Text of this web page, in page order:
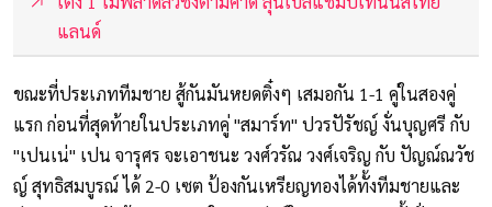
แลนด์
ขณะที่ประเภททีมชาย สู้กันมันหยดติ๋งๆ เสมอกัน 1-1 คู่ในสองคู่
แรก ก่อนที่สุดท้ายในประเภทคู่ "สมาร์ท" ปวรปัรัชญ์ งั่นบุญศรี กับ
"เปนเน่" เปน จารุศร จะเอาชนะ วงศ์วรัณ วงศ์เจริญ กับ ปัญณ์ณวัช
ญ์ สุทธิสมบูรณ์ ได้ 2-0 เซต ป้องกันเหรียญทองได้ทั้งทีมชายและ